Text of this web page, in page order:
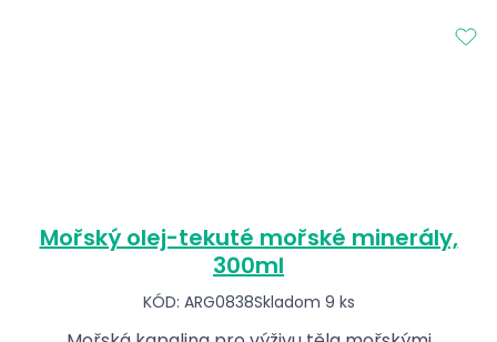
Mořský olej-tekuté mořské minerály,
300ml
KÓD: ARG0838Skladom 9 ks